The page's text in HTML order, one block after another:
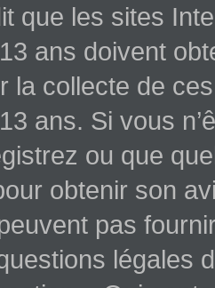
que les sites
ans doivent
la collecte de
ans. Si vous
ou que
obtenir son
pas
légales